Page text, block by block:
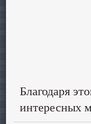
Благодаря
интересных